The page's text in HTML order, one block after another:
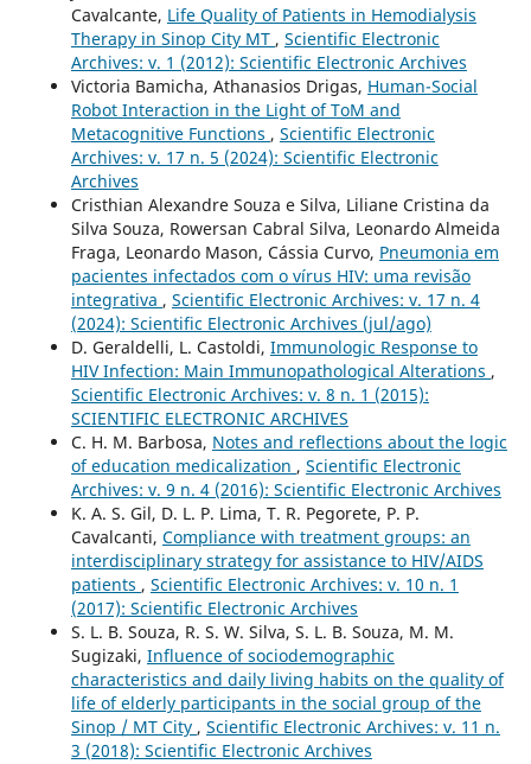
Cavalcante, Life Quality of Patients in Hemodialysis
Therapy in Sinop City MT , Scientific Electronic
Archives: v. 1 (2012): Scientific Electronic Archives
Victoria Bamicha, Athanasios Drigas, Human-Social
Robot Interaction in the Light of ToM and
Metacognitive Functions , Scientific Electronic
Archives: v. 17 n. 5 (2024): Scientific Electronic
Archives
Cristhian Alexandre Souza e Silva, Liliane Cristina da
Silva Souza, Rowersan Cabral Silva, Leonardo Almeida
Fraga, Leonardo Mason, Cássia Curvo, Pneumonia em
pacientes infectados com o vírus HIV: uma revisão
integrativa , Scientific Electronic Archives: v. 17 n. 4
(2024): Scientific Electronic Archives (jul/ago)
D. Geraldelli, L. Castoldi, Immunologic Response to
HIV Infection: Main Immunopathological Alterations ,
Scientific Electronic Archives: v. 8 n. 1 (2015):
SCIENTIFIC ELECTRONIC ARCHIVES
C. H. M. Barbosa, Notes and reflections about the logic
of education medicalization , Scientific Electronic
Archives: v. 9 n. 4 (2016): Scientific Electronic Archives
K. A. S. Gil, D. L. P. Lima, T. R. Pegorete, P. P.
Cavalcanti, Compliance with treatment groups: an
interdisciplinary strategy for assistance to HIV/AIDS
patients , Scientific Electronic Archives: v. 10 n. 1
(2017): Scientific Electronic Archives
S. L. B. Souza, R. S. W. Silva, S. L. B. Souza, M. M.
Sugizaki, Influence of sociodemographic
characteristics and daily living habits on the quality of
life of elderly participants in the social group of the
Sinop / MT City , Scientific Electronic Archives: v. 11 n.
3 (2018): Scientific Electronic Archives